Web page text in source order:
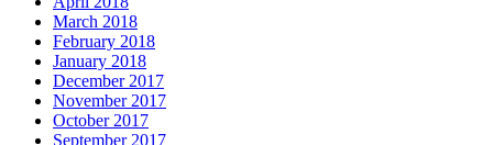
March 2018
February 2018
January 2018
December 2017
November 2017
October 2017
September 2017